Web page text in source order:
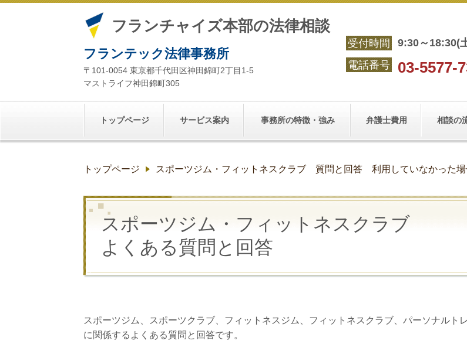
フランチャイズ本部の法律相談
フランテック法律事務所
〒101-0054 東京都千代田区神田錦町2丁目1-5
マストライフ神田錦町305
受付時間
9:30～18:30(
電話番号
03-5577-
トップページ サービス案内 事務所の特徴・強み 弁護士費用 相談の
トップページ スポーツジム・フィットネスクラブ 質問と回答 利用していなかった場
スポーツジム・フィットネスクラブ
よくある質問と回答
スポーツジム、スポーツクラブ、フィットネスジム、フィットネスクラブ、パーソナルト
に関係するよくある質問と回答です。